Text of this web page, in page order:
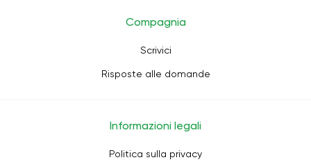
Compagnia
Scrivici
Risposte alle domande
Informazioni legali
Politica sulla privacy